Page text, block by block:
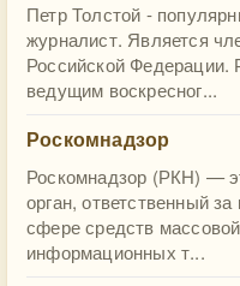
Петр Толстой -
журналист. Является
Российской Федерации.
ведущим воскресног...
Роскомнадзор
Роскомнадзор (РКН) —
орган, ответственный
сфере средств
информационных т...